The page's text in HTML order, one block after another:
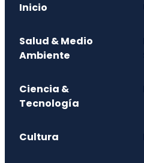
Inicio
Salud & Medio
Ambiente
Ciencia &
Tecnología
Cultura